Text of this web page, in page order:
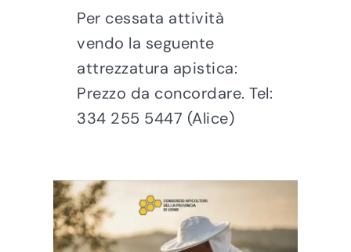
Per cessata attività
vendo la seguente
attrezzatura apistica:
Prezzo da concordare. Tel:
334 255 5447 (Alice)